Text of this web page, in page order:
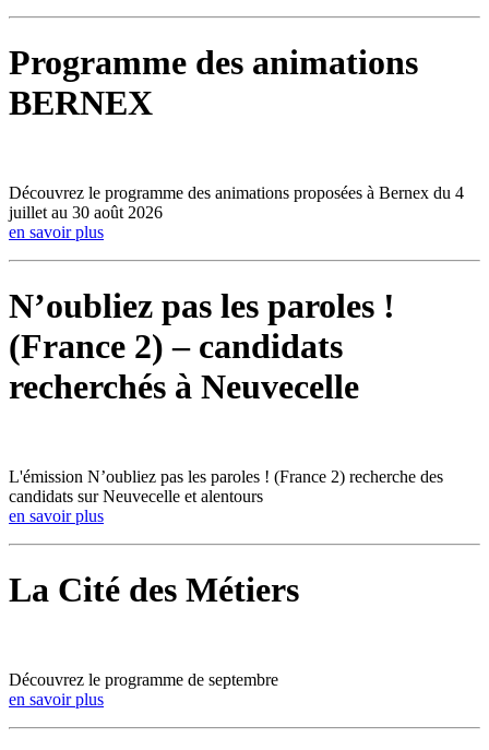
Programme des animations
BERNEX
Découvrez le programme des animations proposées à Bernex du 4
juillet au 30 août 2026
en savoir plus
N’oubliez pas les paroles !
(France 2) – candidats
recherchés à Neuvecelle
L'émission N’oubliez pas les paroles ! (France 2) recherche des
candidats sur Neuvecelle et alentours
en savoir plus
La Cité des Métiers
Découvrez le programme de septembre
en savoir plus